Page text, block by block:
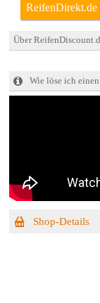
ReifenDirekt.de
Über
Wie löse ich einen
Shop-Details